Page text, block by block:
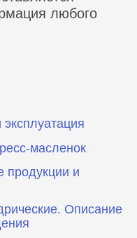
любого
продукции и
Описание